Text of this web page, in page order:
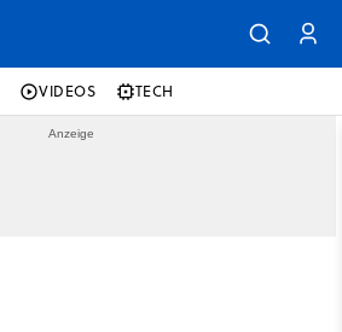
VIDEOS TECH